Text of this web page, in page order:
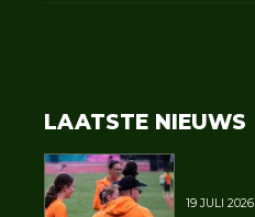
LAATSTE NIEUWS
19 JULI 2026